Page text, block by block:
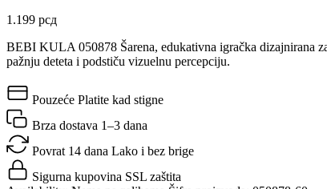
1.199 рсд
BEBI KULA 050878 Šarena, edukativna igračka dizajnirana
pažnju deteta i podstiču vizuelnu percepciju.
Pouzeće Platite kad stigne
Brza dostava 1–3 dana
Povrat 14 dana Lako i bez brige
Sigurna kupovina SSL zaštita